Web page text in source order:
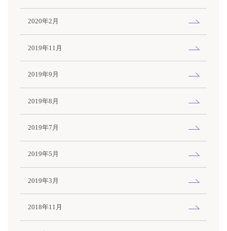
2020年2月
2019年11月
2019年9月
2019年8月
2019年7月
2019年5月
2019年3月
2018年11月